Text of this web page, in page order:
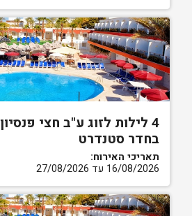
4 לילות לזוג ע"ב חצי פנסיון
בחדר סטנדרט
תאריכי האירוח:
16/08/2026 עד 27/08/2026